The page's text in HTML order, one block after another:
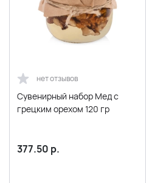
нет отзывов
Сувенирный набор Мед с
грецким орехом 120 гр
377.50 р.